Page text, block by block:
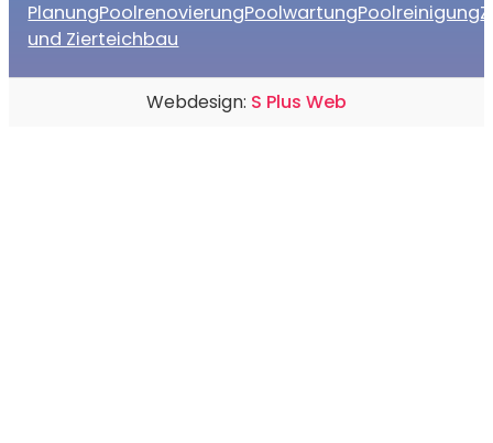
PlanungPoolrenovierungPoolwartungPoolreinigung
und Zierteichbau
Webdesign: S Plus Web